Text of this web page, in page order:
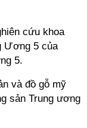
cứu khoa
Ương 5 của
5.
và đồ gỗ mỹ
sản Trung ương